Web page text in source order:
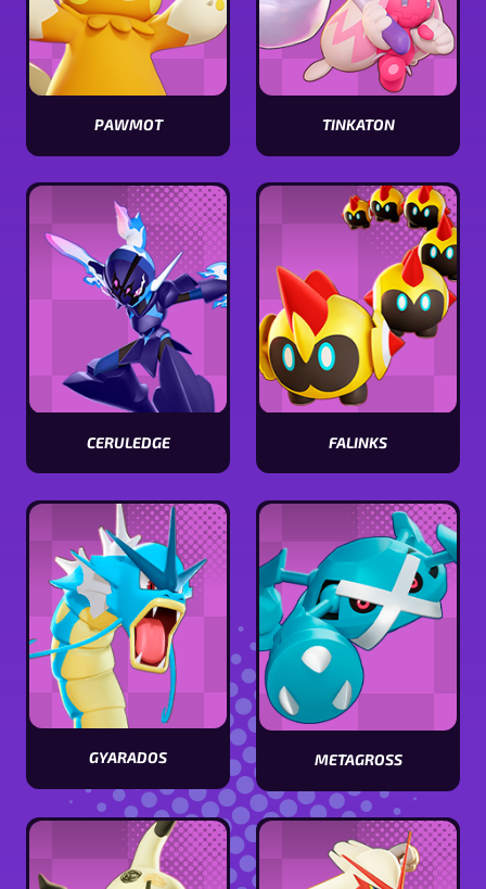
PAWMOT
[Pokémon
TINKATON
[Pokémon
CERULEDGE
[Pokémon
FALINKS
[Pokémon
GYARADOS
estatísticas
[Pokémon
METAGROSS
estatísticas
[Pokémon